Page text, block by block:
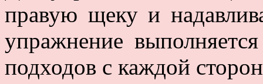
правую щеку и
упражнение
подходов с каждой